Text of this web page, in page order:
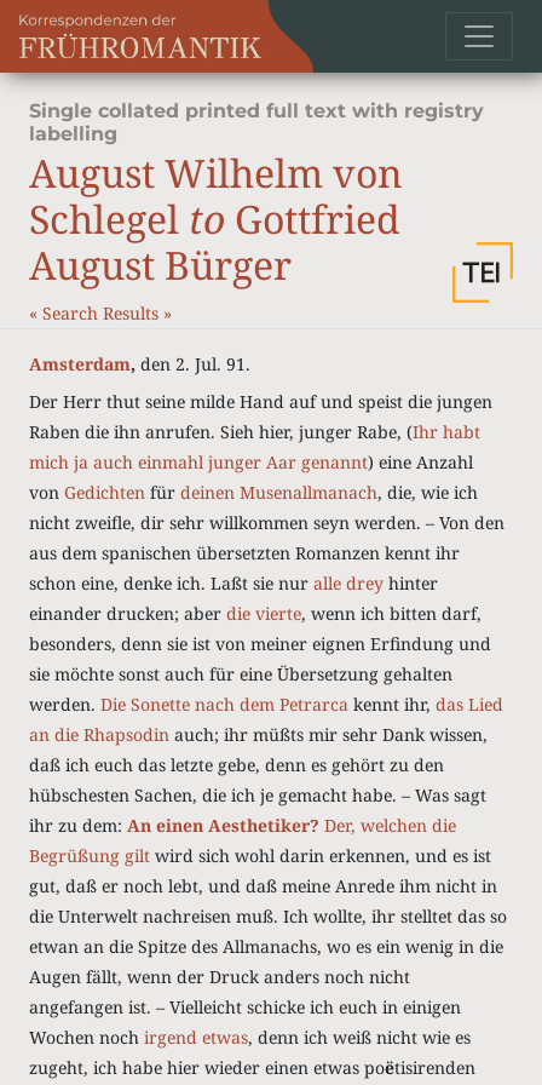
Single collated printed full text with registry
labelling
August Wilhelm von
Schlegel to Gottfried
August Bürger
« Search Results »
Amsterdam, den 2. Jul. 91.
Der Herr thut seine milde Hand auf und speist die jungen
Raben die ihn anrufen. Sieh hier, junger Rabe, (Ihr habt
mich ja auch einmahl junger Aar genannt) eine Anzahl
von Gedichten für deinen Musenallmanach, die, wie ich
nicht zweifle, dir sehr willkommen seyn werden. – Von den
aus dem spanischen übersetzten Romanzen kennt ihr
schon eine, denke ich. Laßt sie nur alle drey hinter
einander drucken; aber die vierte, wenn ich bitten darf,
besonders, denn sie ist von meiner eignen Erfindung und
sie möchte sonst auch für eine Übersetzung gehalten
werden. Die Sonette nach dem Petrarca kennt ihr, das Lied
an die Rhapsodin auch; ihr müßts mir sehr Dank wissen,
daß ich euch das letzte gebe, denn es gehört zu den
hübschesten Sachen, die ich je gemacht habe. – Was sagt
ihr zu dem: An einen Aesthetiker? Der, welchen die
Begrüßung gilt wird sich wohl darin erkennen, und es ist
gut, daß er noch lebt, und daß meine Anrede ihm nicht in
die Unterwelt nachreisen muß. Ich wollte, ihr stelltet das so
etwan an die Spitze des Allmanachs, wo es ein wenig in die
Augen fällt, wenn der Druck anders noch nicht
angefangen ist. – Vielleicht schicke ich euch in einigen
Wochen noch irgend etwas, denn ich weiß nicht wie es
zugeht, ich habe hier wieder einen etwas poëtisirenden